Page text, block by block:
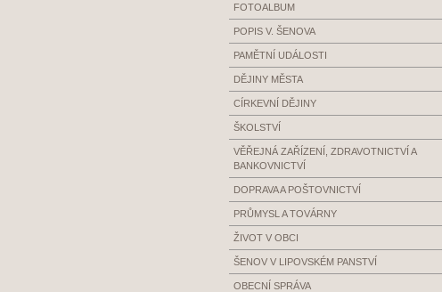
FOTOALBUM
POPIS V. ŠENOVA
PAMĚTNÍ UDÁLOSTI
DĚJINY MĚSTA
CÍRKEVNÍ DĚJINY
ŠKOLSTVÍ
VĚŘEJNÁ ZAŘÍZENÍ, ZDRAVOTNICTVÍ A
BANKOVNICTVÍ
DOPRAVA A POŠTOVNICTVÍ
PRŮMYSL A TOVÁRNY
ŽIVOT V OBCI
ŠENOV V LIPOVSKÉM PANSTVÍ
OBECNÍ SPRÁVA